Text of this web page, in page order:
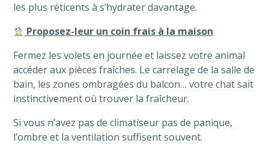
les plus réticents à s’hydrater davantage.
Proposez-leur un coin frais à la maison
Fermez les volets en journée et laissez votre animal
accéder aux pièces fraîches. Le carrelage de la salle de
bain, les zones ombragées du balcon… votre chat sait
instinctivement où trouver la fraîcheur.
Si vous n’avez pas de climatiseur pas de panique,
l’ombre et la ventilation suffisent souvent.